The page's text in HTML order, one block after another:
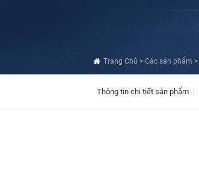
Trang Chủ > Các sản phẩm >
Thông tin chi tiết sản phẩm